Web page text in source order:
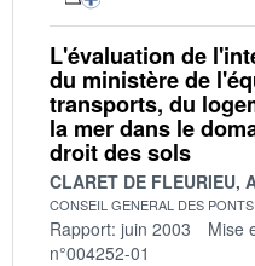
L'évaluation de
du ministère de
transports, du
la mer dans le
droit des sols
CLARET DE FLEURIEU,
CONSEIL GENERAL DES
Rapport: juin 2003 Mise
n°004252-01